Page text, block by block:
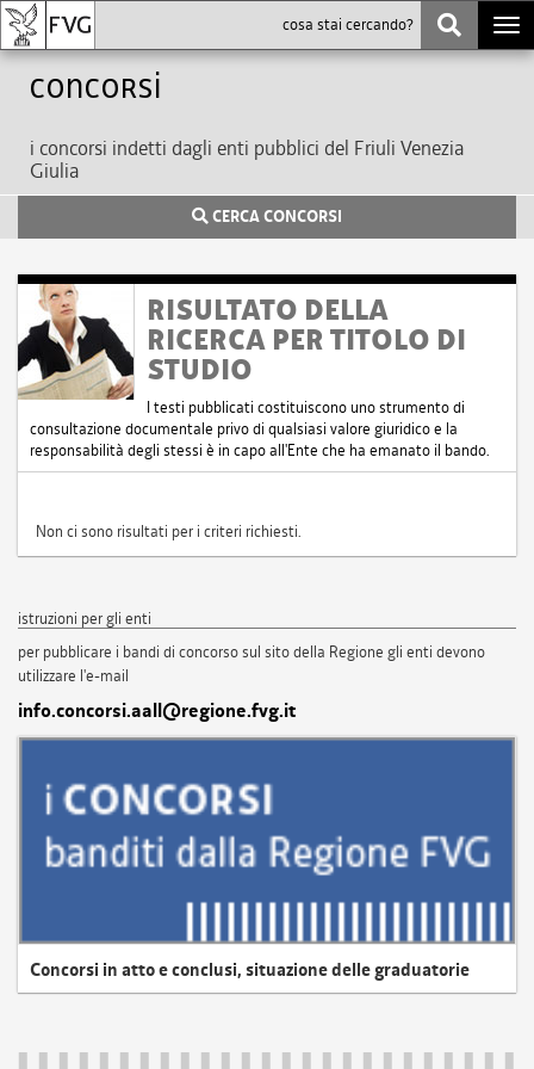
Concorsi
i concorsi indetti dagli enti pubblici del Friuli Venezia
Giulia
CERCA CONCORSI
RISULTATO DELLA
RICERCA PER TITOLO DI
STUDIO
I testi pubblicati costituiscono uno strumento di
consultazione documentale privo di qualsiasi valore giuridico e la
responsabilità degli stessi è in capo all'Ente che ha emanato il bando.
Non ci sono risultati per i criteri richiesti.
istruzioni per gli enti
per pubblicare i bandi di concorso sul sito della Regione gli enti devono
utilizzare l'e-mail
info.concorsi.aall@regione.fvg.it
Concorsi in atto e conclusi, situazione delle graduatorie